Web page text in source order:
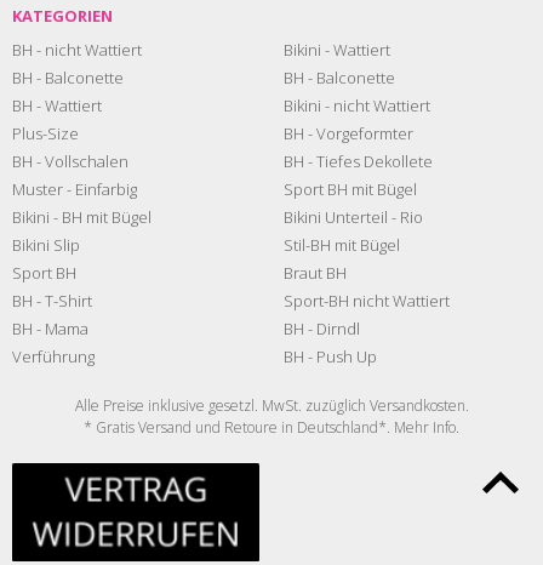
KATEGORIEN
BH - nicht Wattiert
BH - Balconette
BH - Wattiert
Plus-Size
BH - Vollschalen
Muster - Einfarbig
Bikini - BH mit Bügel
Bikini Slip
Sport BH
BH - T-Shirt
BH - Mama
Verführung
Bikini - Wattiert
BH - Balconette
Bikini - nicht Wattiert
BH - Vorgeformter
BH - Tiefes Dekollete
Sport BH mit Bügel
Bikini Unterteil - Rio
Stil-BH mit Bügel
Braut BH
Sport-BH nicht Wattiert
BH - Dirndl
BH - Push Up
Alle Preise inklusive gesetzl. MwSt. zuzüglich Versandkosten.
* Gratis Versand und Retoure in Deutschland*. Mehr Info.